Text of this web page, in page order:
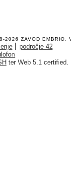
2026 ZAVOD EMBRIO .
področje 42
ter Web 5.1 certified.